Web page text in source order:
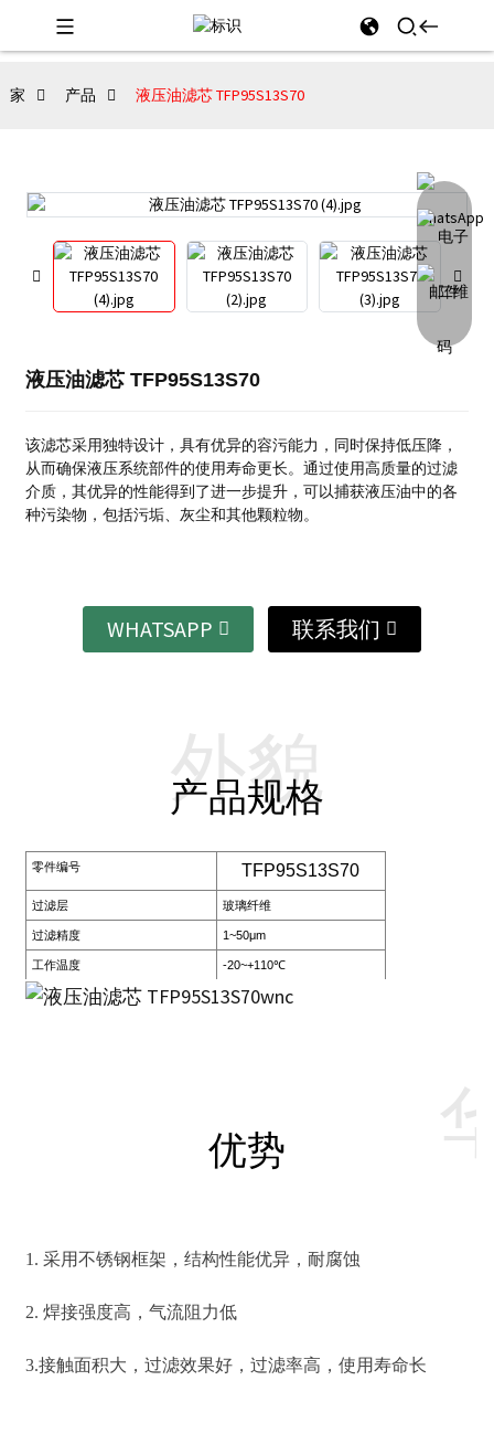
家 产品 液压油滤芯 TFP95S13S70
液压油滤芯 TFP95S13S70
该滤芯采用独特设计，具有优异的容污能力，同时保持低压降，
从而确保液压系统部件的使用寿命更长。 通过使用高质量的过滤
介质，其优异的性能得到了进一步提升，可以捕获液压油中的各
种污染物，包括污垢、灰尘和其他颗粒物。
WHATSAPP 联系我们
产品规格
外貌
零件编号 TFP95S13S70
过滤层 玻璃纤维
过滤精度 1~50μm
工作温度 -20~+110℃
优势
1. 采用不锈钢框架，结构性能优异，耐腐蚀
2. 焊接强度高，气流阻力低
3.接触面积大，过滤效果好，过滤率高，使用寿命长